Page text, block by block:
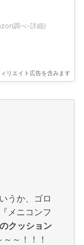
調べ-詳細)
リエイト広告を含みます
うか、ゴロ
メニコンフ
クッション
～～！！！